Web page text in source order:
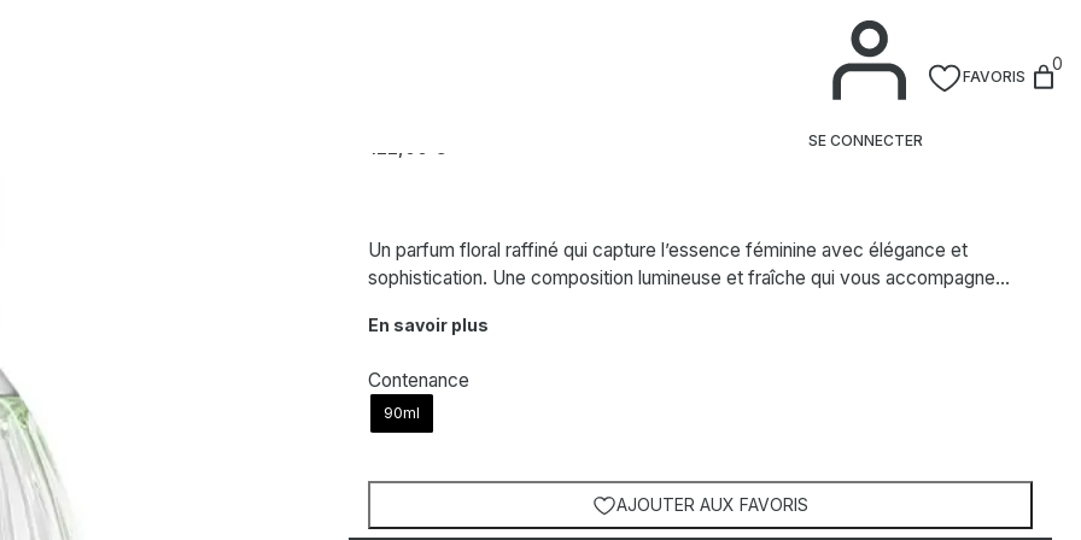
SE CONNECTER
FAVORIS
0
122,00 €
Un parfum floral raffiné qui capture l’essence féminine avec élégance et
sophistication. Une composition lumineuse et fraîche qui vous accompagne…
En savoir plus
Contenance
90ml
AJOUTER AUX FAVORIS